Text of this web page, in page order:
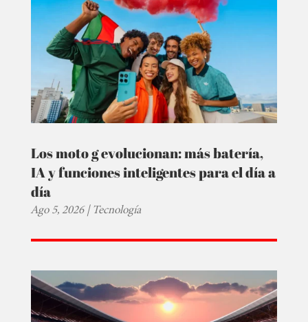
Los moto g evolucionan: más batería,
IA y funciones inteligentes para el día a
día
Ago 5, 2026|Tecnología